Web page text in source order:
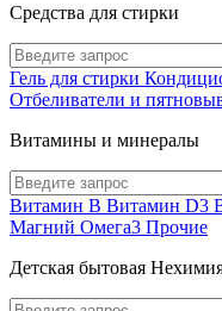
Средства для стирки
Гель для стирки
Отбеливатели и
Витамины и минералы
Витамин В Витамин D3
Магний Омега3 Прочие
Детская бытовая